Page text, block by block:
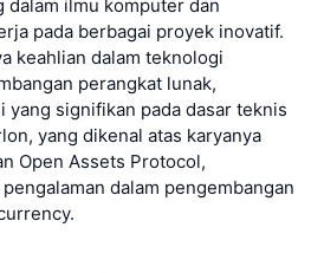
dalam ilmu komputer dan
pada berbagai proyek inovatif.
keahlian dalam teknologi
perangkat lunak,
yang signifikan pada dasar teknis
yang dikenal atas karyanya
Open Assets Protocol,
dalam pengembangan